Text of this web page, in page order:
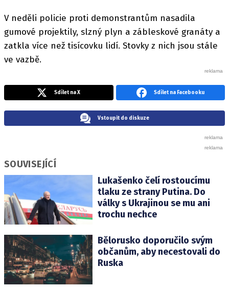
V neděli policie proti demonstrantům nasadila
gumové projektily, slzný plyn a zábleskové granáty a
zatkla více než tisícovku lidí. Stovky z nich jsou stále
ve vazbě.
Sdílet na X Sdílet na Facebooku
Vstoupit do diskuze
SOUVISEJÍCÍ
Lukašenko čelí rostoucímu
tlaku ze strany Putina. Do
války s Ukrajinou se mu ani
trochu nechce
Bělorusko doporučilo svým
občanům, aby necestovali do
Ruska